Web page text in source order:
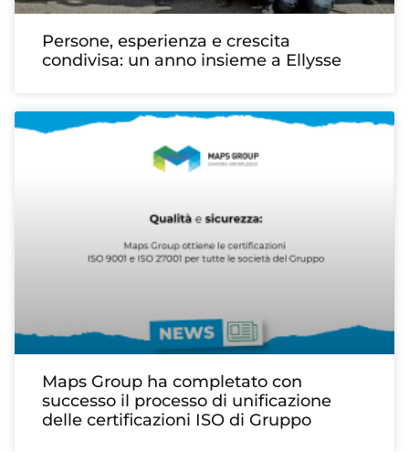
Persone, esperienza e crescita
condivisa: un anno insieme a Ellysse
Maps Group ha completato con
successo il processo di unificazione
delle certificazioni ISO di Gruppo